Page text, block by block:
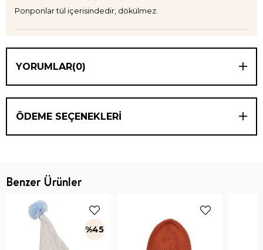
Ponponlar tül içerisindedir, dökülmez.
YORUMLAR(0)
ÖDEME SEÇENEKLERI
Benzer Ürünler
%45